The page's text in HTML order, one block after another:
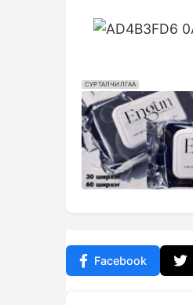
СУРТАЛЧИЛГАА
Facebook